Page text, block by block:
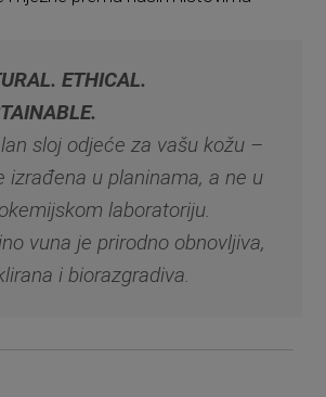
ETHICAL.
sloj odjeće za vašu kožu –
izrađena u planinama, a ne u
laboratoriju.
vuna je prirodno obnovljiva,
i biorazgradiva.